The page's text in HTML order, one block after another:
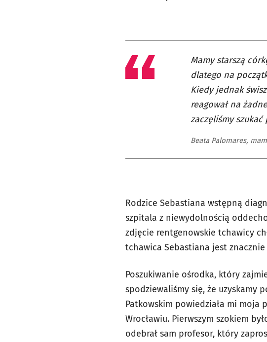
Mamy starszą
dlatego na
Kiedy jednak
reagował na
zaczęliśmy
Beata Palomares,
Rodzice Sebastiana wstępną
szpitala z niewydolnością
zdjęcie rentgenowskie tchawicy
tchawica Sebastiana jest
Poszukiwanie ośrodka, który
spodziewaliśmy się, że uzyskamy
Patkowskim powiedziała mi moja
Wrocławiu. Pierwszym szokiem
odebrał sam profesor, który